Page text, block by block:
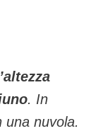
. In
nuvola.